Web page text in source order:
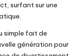
surfant sur une
simple fait de
génération pour